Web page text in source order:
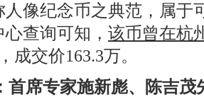
人像纪念币之典范，属于
查询可知， 该币曾在杭
成交价163.3万。
首席专家施新彪、陈吉茂